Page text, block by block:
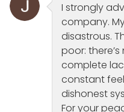
I strongly
company.
disastrous.
poor:
complete
constant
dishonest
For your